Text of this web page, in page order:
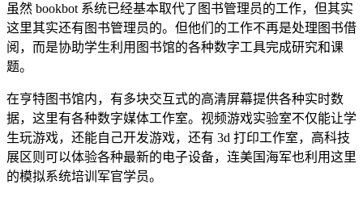
虽然 bookbot 系统已经基本取代了图书管理员的工作，但其实
这里其实还有图书管理员的。但他们的工作不再是处理图书借
阅，而是协助学生利用图书馆的各种数字工具完成研究和课
题。
在亨特图书馆内，有多块交互式的高清屏幕提供各种实时数
据，这里有各种数字媒体工作室。视频游戏实验室不仅能让学
生玩游戏，还能自己开发游戏，还有 3d 打印工作室，高科技
展区则可以体验各种最新的电子设备，连美国海军也利用这里
的模拟系统培训军官学员。